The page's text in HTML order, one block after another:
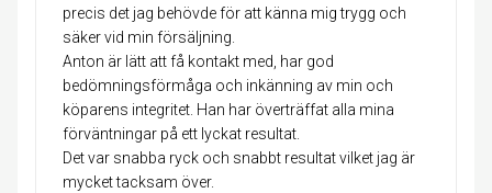
precis det jag behövde för att känna mig trygg och
säker vid min försäljning.
Anton är lätt att få kontakt med, har god
bedömningsförmåga och inkänning av min och
köparens integritet. Han har överträffat alla mina
förväntningar på ett lyckat resultat.
Det var snabba ryck och snabbt resultat vilket jag är
mycket tacksam över.